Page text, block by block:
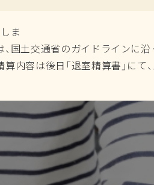
ま
ンに沿って公平
ルまたは郵